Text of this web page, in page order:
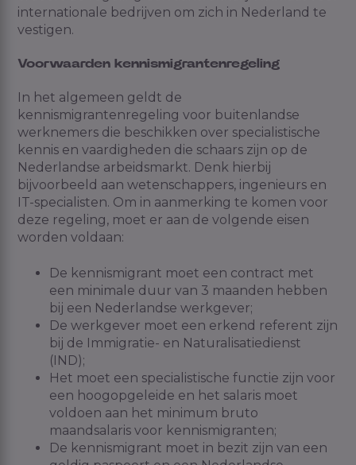
internationale bedrijven om zich in Nederland te
vestigen.
Voorwaarden kennismigrantenregeling
In het algemeen geldt de
kennismigrantenregeling voor buitenlandse
werknemers die beschikken over specialistische
kennis en vaardigheden die schaars zijn op de
Nederlandse arbeidsmarkt. Denk hierbij
bijvoorbeeld aan wetenschappers, ingenieurs en
IT-specialisten. Om in aanmerking te komen voor
deze regeling, moet er aan de volgende eisen
worden voldaan:
De kennismigrant moet een contract met
een minimale duur van 3 maanden hebben
bij een Nederlandse werkgever;
De werkgever moet een erkend referent zijn
bij de Immigratie- en Naturalisatiedienst
(IND);
Het moet een specialistische functie zijn voor
een hoogopgeleide en het salaris moet
voldoen aan het minimum bruto
maandsalaris voor kennismigranten;
De kennismigrant moet in bezit zijn van een